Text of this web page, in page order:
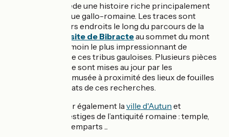
Le Morvan possède une histoire riche principalement
héritée de l'époque gallo-romaine. Les traces sont
visibles à plusieurs endroits le long du parcours de la
site de Bibracteau sommet du mont
Beuvray est le témoin le plus impressionnant de
l'établissement de ces tribus gauloises. Plusieurs pièces
et traces de la ville sont mises au jour par les
archéologues, le musée à proximité des lieux de fouilles
expose les résultats de ces recherches.
A ne pas manquer également laville d'Autun et
ses nombreux vestiges de l’antiquité romaine : temple,
théâtre, portes, remparts ...